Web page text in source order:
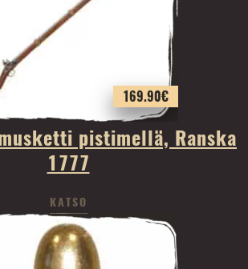
169.90€
pistimellä, Ranska
1777
KATSO